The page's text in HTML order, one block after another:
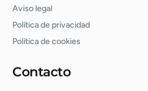
Aviso legal
Política de privacidad
Política de cookies
Contacto